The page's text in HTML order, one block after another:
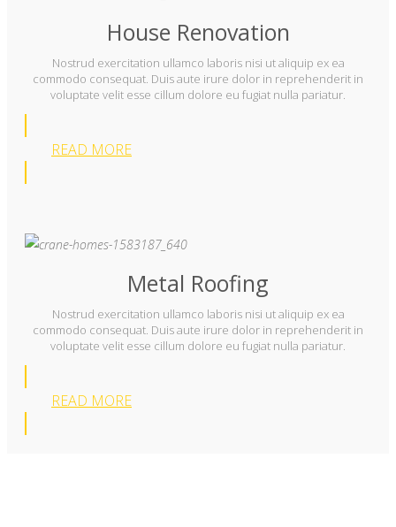
House Renovation
Nostrud exercitation ullamco laboris nisi ut aliquip ex ea
commodo consequat. Duis aute irure dolor in reprehenderit in
voluptate velit esse cillum dolore eu fugiat nulla pariatur.
READ MORE
Metal Roofing
Nostrud exercitation ullamco laboris nisi ut aliquip ex ea
commodo consequat. Duis aute irure dolor in reprehenderit in
voluptate velit esse cillum dolore eu fugiat nulla pariatur.
READ MORE